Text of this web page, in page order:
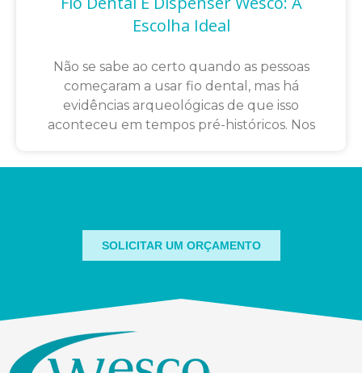
Escolha Ideal
Não se sabe ao certo quando as pessoas
começaram a usar fio dental, mas há
evidências arqueológicas de que isso
aconteceu em tempos pré-históricos. Nos
SOLICITAR UM ORÇAMENTO